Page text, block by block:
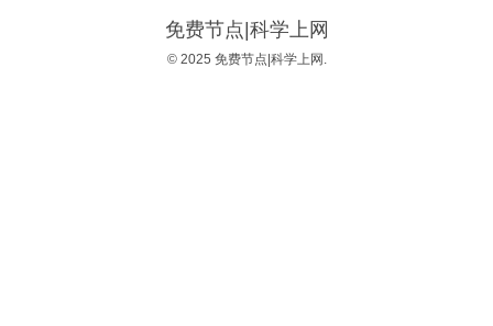
免费节点|科学上网
© 2025 免费节点|科学上网.